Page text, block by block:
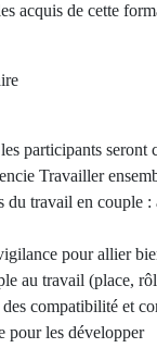
acquis de cette
participants seront
Travailler
du travail en couple :
pour allier
au travail (place,
compatibilité et
pour les développer